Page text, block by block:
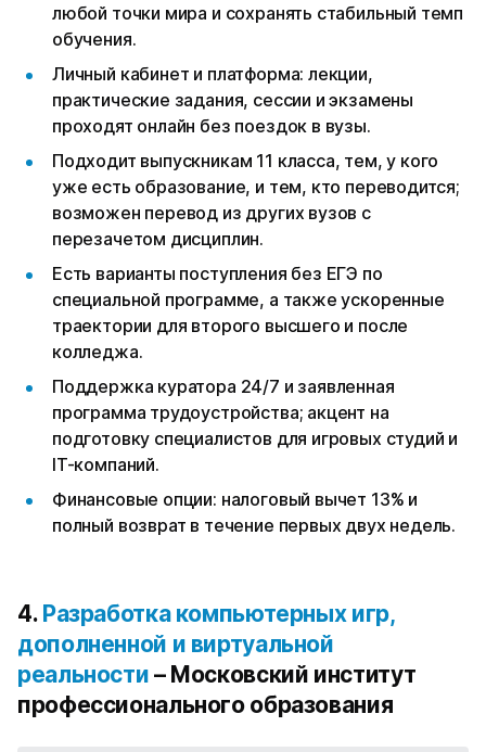
любой точки мира и сохранять стабильный темп
обучения.
Личный кабинет и платформа: лекции,
практические задания, сессии и экзамены
проходят онлайн без поездок в вузы.
Подходит выпускникам 11 класса, тем, у кого
уже есть образование, и тем, кто переводится;
возможен перевод из других вузов с
перезачетом дисциплин.
Есть варианты поступления без ЕГЭ по
специальной программе, а также ускоренные
траектории для второго высшего и после
колледжа.
Поддержка куратора 24/7 и заявленная
программа трудоустройства; акцент на
подготовку специалистов для игровых студий и
IT-компаний.
Финансовые опции: налоговый вычет 13% и
полный возврат в течение первых двух недель.
4. Разработка компьютерных игр,
дополненной и виртуальной
реальности – Московский институт
профессионального образования